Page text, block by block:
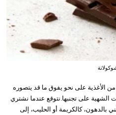
الأغذية على نحو يفوق ما قد يتصوره
على تجنبها.نتوقع عندما نشتري
بالدهون، كالكريمة أو الحليب، إلى